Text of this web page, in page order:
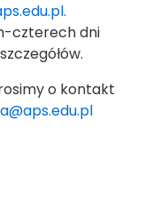
czterech dni
o kontakt